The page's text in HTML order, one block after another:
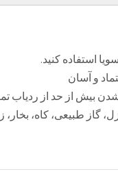
استفاده کنید.
و آسان
بیش از حد از ردیاب
گاز طبیعی، کاه، بخار،